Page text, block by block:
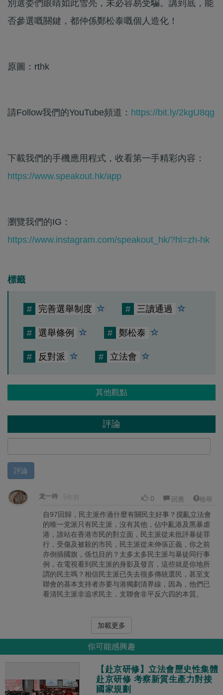
別選委們眼睛如此雪亮，未必容易受騙。講到底，能
否參選嘅關鍵，都仲係鄭松泰嘅個人造化！
原圖：rthk
請Follow我們的YouTube頻道： https://bit.ly/2kgU8qg
下載我們的手機應用程式，收看第一手精彩內容：
https://www.speakout.hk/app
瀏覽我們的IG：
https://www.instagram.com/speakout_hk/?hl=zh-hk
標籤
# 完善選舉制度 # 三讀通過
# 選舉條例 # 鄭松泰
# 反對派 # 立法會
其他觀點
評論
評論
龙一吟 5年前 0 回應 檢舉
自97回歸，民主派作過什麼有關民主好事？搅亂立法會
的唯一党派只有民主派，沒有其他，佔中亂港及黑暴虐
港，誰站在香港市民的對立面，民主派從未批評暴徒罪
行，受傷及被殺的市民，民主派從未伸張正義，你之前
亦倒插國旗，係乜目的？太多太多民主派与暴徒同行事
例，在電視看到民主派的身影及發言，這些就是你地所
謂的民主嗎？相信民主派已失去很多傳統選民，甚至支
聯會的基本支持者亦要与港獨劃清界線，因為，他們已
看清民主派非追求民主，支聯會非平反六四的本質。
加載更多
你可能感興趣
【赴京研修】立法會歷史性集體
赴京研修 考察新質生產力對接
國家規劃